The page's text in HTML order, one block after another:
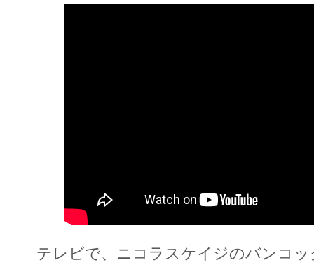
テレビで、ニコラスケイジのバンコ